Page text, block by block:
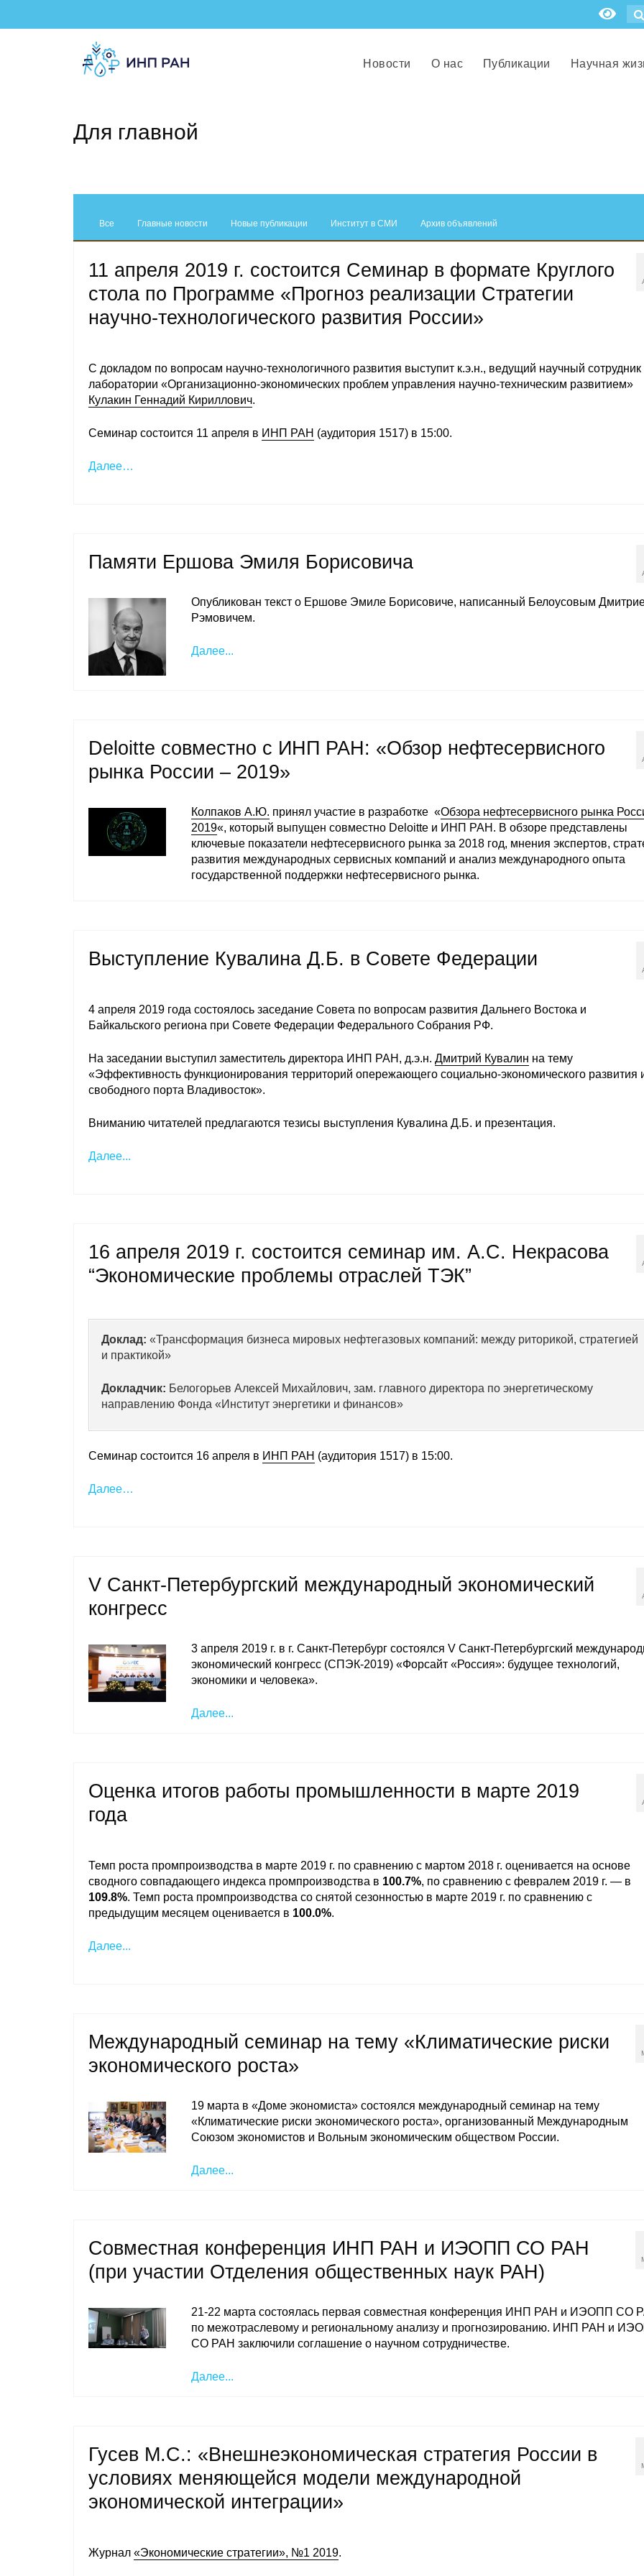
Новости О нас Публикации Научная
Для главной
Все Главные новости Новые публикации Институт в СМИ Архив объявлений
11 апреля 2019 г. состоится Семинар в формате Круглого
стола по Программе «Прогноз реализации Стратегии
научно-технологического развития России»
С докладом по вопросам научно-технологичного развития выступит к.э.н., ведущий научный сотрудник
лаборатории «Организационно-экономических проблем управления научно-техническим развитием»
Кулакин Геннадий Кириллович.
Семинар состоится 11 апреля в ИНП РАН (аудитория 1517) в 15:00.
Далее…
Памяти Ершова Эмиля Борисовича
Опубликован текст о Ершове Эмиле Борисовиче, написанный Белоусовым
Рэмовичем.
Далее...
Deloitte совместно с ИНП РАН: «Обзор нефтесервисного
рынка России – 2019»
Колпаков А.Ю. принял участие в разработке «Обзора нефтесервисного рынка
2019«, который выпущен совместно Deloitte и ИНП РАН. В обзоре представлены
ключевые показатели нефтесервисного рынка за 2018 год, мнения экспертов,
развития международных сервисных компаний и анализ международного опыта
государственной поддержки нефтесервисного рынка.
Выступление Кувалина Д.Б. в Совете Федерации
4 апреля 2019 года состоялось заседание Совета по вопросам развития Дальнего Востока и
Байкальского региона при Совете Федерации Федерального Собрания РФ.
На заседании выступил заместитель директора ИНП РАН, д.э.н. Дмитрий Кувалин на тему
«Эффективность функционирования территорий опережающего социально-экономического развития
свободного порта Владивосток».
Вниманию читателей предлагаются тезисы выступления Кувалина Д.Б. и презентация.
Далее...
16 апреля 2019 г. состоится семинар им. А.С. Некрасова
“Экономические проблемы отраслей ТЭК”
Доклад: «Трансформация бизнеса мировых нефтегазовых компаний: между риторикой, стратегией
и практикой»
Докладчик: Белогорьев Алексей Михайлович, зам. главного директора по энергетическому
направлению Фонда «Институт энергетики и финансов»
Семинар состоится 16 апреля в ИНП РАН (аудитория 1517) в 15:00.
Далее…
V Санкт-Петербургский международный экономический
конгресс
3 апреля 2019 г. в г. Санкт-Петербург состоялся V Санкт-Петербургский
экономический конгресс (СПЭК-2019) «Форсайт «Россия»: будущее технологий,
экономики и человека».
Далее...
Оценка итогов работы промышленности в марте 2019
года
Темп роста промпроизводства в марте 2019 г. по сравнению с мартом 2018 г. оценивается на основе
сводного совпадающего индекса промпроизводства в 100.7%, по сравнению с февралем 2019 г. — в
109.8%. Темп роста промпроизводства со снятой сезонностью в марте 2019 г. по сравнению с
предыдущим месяцем оценивается в 100.0%.
Далее...
Международный семинар на тему «Климатические риски
экономического роста»
19 марта в «Доме экономиста» состоялся международный семинар на тему
«Климатические риски экономического роста», организованный Международным
Союзом экономистов и Вольным экономическим обществом России.
Далее...
Совместная конференция ИНП РАН и ИЭОПП СО РАН
(при участии Отделения общественных наук РАН)
21-22 марта состоялась первая совместная конференция ИНП РАН и ИЭОПП СО
по межотраслевому и региональному анализу и прогнозированию. ИНП РАН и
СО РАН заключили cоглашение о научном сотрудничестве.
Далее...
Гусев М.С.: «Внешнеэкономическая стратегия России в
условиях меняющейся модели международной
экономической интеграции»
Журнал «Экономические стратегии», №1 2019.